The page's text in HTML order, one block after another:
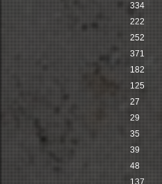
334
222
252
371
182
125
27
29
35
39
48
137